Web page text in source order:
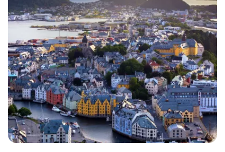
Pokračovať s e-mailom